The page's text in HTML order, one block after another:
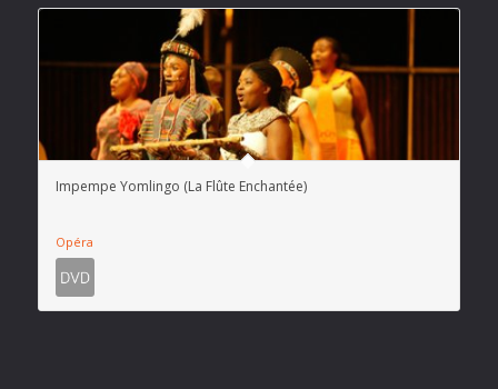
Impempe Yomlingo (La Flûte Enchantée)
Opéra